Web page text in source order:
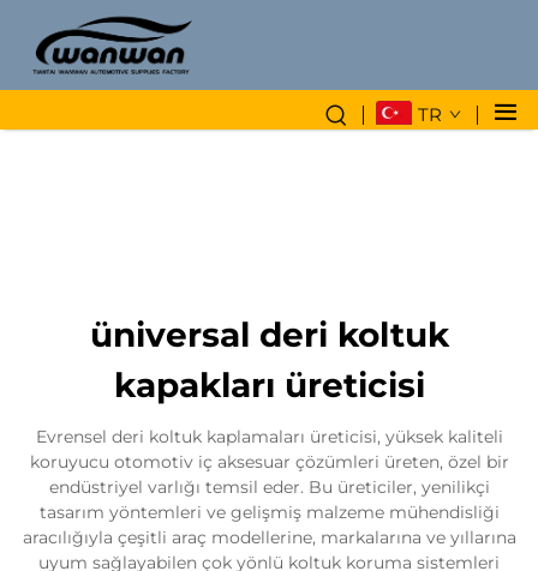
TR
üniversal deri koltuk
kapakları üreticisi
Evrensel deri koltuk kaplamaları üreticisi, yüksek kaliteli
koruyucu otomotiv iç aksesuar çözümleri üreten, özel bir
endüstriyel varlığı temsil eder. Bu üreticiler, yenilikçi
tasarım yöntemleri ve gelişmiş malzeme mühendisliği
aracılığıyla çeşitli araç modellerine, markalarına ve yıllarına
uyum sağlayabilen çok yönlü koltuk koruma sistemleri